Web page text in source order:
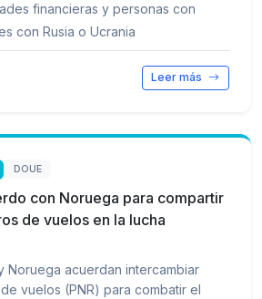
financieras y personas con
con Rusia o Ucrania
Leer más
DOUE
con Noruega para compartir
de vuelos en la lucha
Noruega acuerdan intercambiar
vuelos (PNR) para combatir el